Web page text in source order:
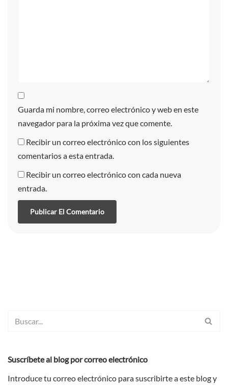
Guarda mi nombre, correo electrónico y web en este
navegador para la próxima vez que comente.
Recibir un correo electrónico con los siguientes
comentarios a esta entrada.
Recibir un correo electrónico con cada nueva
entrada.
Suscríbete al blog por correo electrónico
Introduce tu correo electrónico para suscribirte a este blog y